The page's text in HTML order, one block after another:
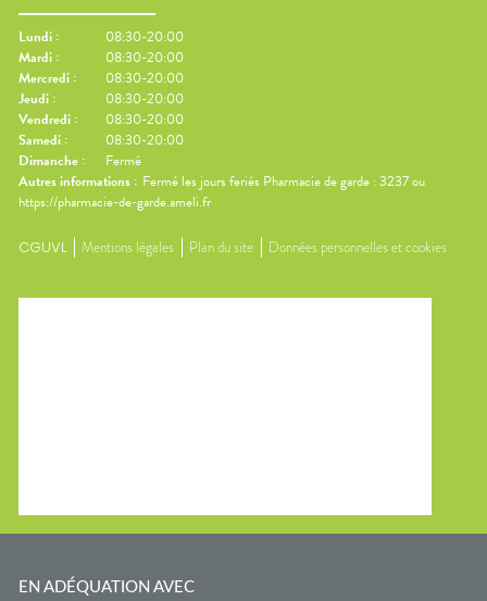
Lundi :
08:30-20:00
Mardi :
08:30-20:00
Mercredi :
08:30-20:00
Jeudi :
08:30-20:00
Vendredi :
08:30-20:00
Samedi :
08:30-20:00
Dimanche :
Fermé
Autres informations : Fermé les jours feriés Pharmacie de garde : 3237 ou
https://pharmacie-de-garde.ameli.fr
CGUVL Mentions légales Plan du site Données personnelles et cookies
EN ADÉQUATION AVEC